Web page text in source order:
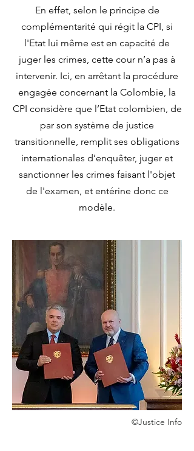
En effet, selon le principe de
complémentarité qui régit la CPI, si
l'Etat lui même est en capacité de
juger les crimes, cette cour n’a pas à
intervenir. Ici, en arrêtant la procédure
engagée concernant la Colombie, la
CPI considère que l’Etat colombien, de
par son système de justice
transitionnelle, remplit ses obligations
internationales d’enquêter, juger et
sanctionner les crimes faisant l'objet
de l'examen, et entérine donc ce
modèle.
©Justice Info